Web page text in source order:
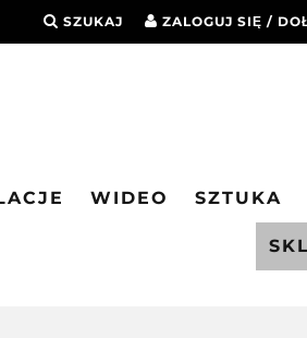
SZUKAJ ZALOGUJ SIĘ /
WIDEO SZTUKA